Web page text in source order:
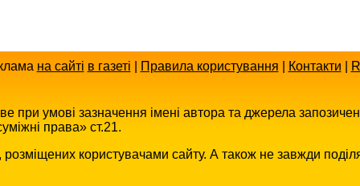
на сайті в газеті Правила користування Контакти
при умові зазначення імені автора та джерела
права» ст.21.
розміщених користувачами сайту. А також не завжди